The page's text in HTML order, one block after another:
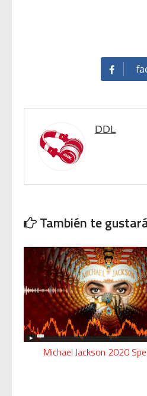
DDL
También te
Michael Jackson 2020